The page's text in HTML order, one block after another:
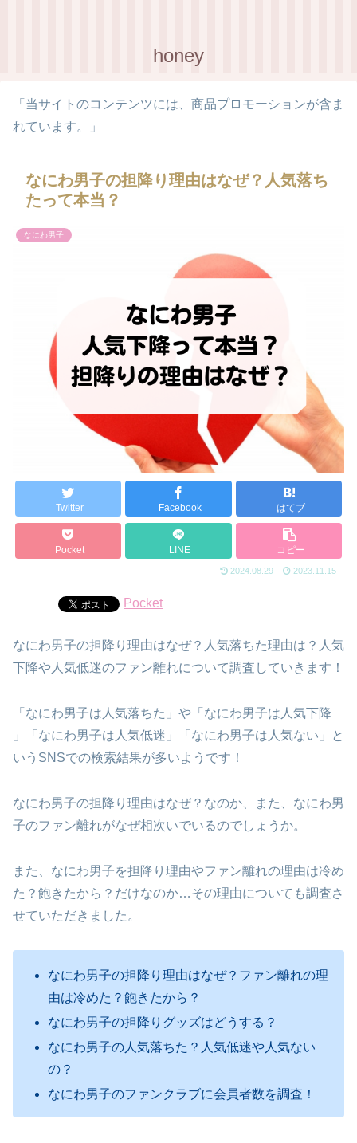
honey
「当サイトのコンテンツには、商品プロモーションが含ま
れています。」
なにわ男子の担降り理由はなぜ？人気落ち
たって本当？
なにわ男子
Twitter Facebook はてブ
Pocket LINE コピー
2024.08.29 2023.11.15
Pocket
なにわ男子の担降り理由はなぜ？人気落ちた理由は？人気
下降や人気低迷のファン離れについて調査していきます！
「なにわ男子は人気落ちた」や「なにわ男子は人気下降
」「なにわ男子は人気低迷」「なにわ男子は人気ない」と
いうSNSでの検索結果が多いようです！
なにわ男子の担降り理由はなぜ？なのか、また、なにわ男
子のファン離れがなぜ相次いでいるのでしょうか。
また、なにわ男子を担降り理由やファン離れの理由は冷め
た？飽きたから？だけなのか…その理由についても調査さ
せていただきました。
なにわ男子の担降り理由はなぜ？ファン離れの理
由は冷めた？飽きたから？
なにわ男子の担降りグッズはどうする？
なにわ男子の人気落ちた？人気低迷や人気ない
の？
なにわ男子のファンクラブに会員者数を調査！